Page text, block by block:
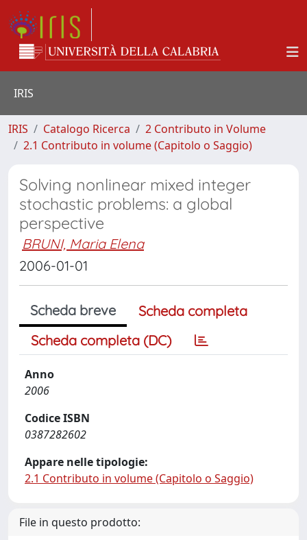
IRIS
IRIS Catalogo Ricerca
2 Contributo in Volume
2.1 Contributo in volume (Capitolo o Saggio)
Solving nonlinear mixed integer
stochastic problems: a global
perspective
BRUNI, Maria Elena
2006-01-01
Scheda breve
Scheda completa
Scheda completa (DC)
Anno
2006
Codice ISBN
0387282602
Appare nelle tipologie:
2.1 Contributo in volume (Capitolo o Saggio)
File in questo prodotto: